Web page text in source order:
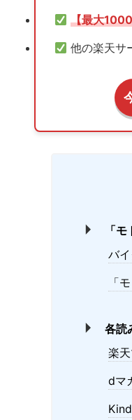
【最大
他の楽天サ
「
バ
「
各読
楽
dマ